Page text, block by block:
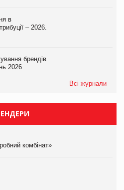
в
– 2026.
брендів
2026
Всі журнали
комбінат»